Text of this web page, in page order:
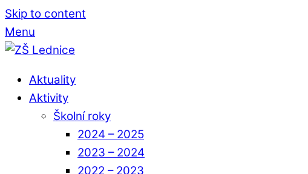
Skip to content
Menu
Aktuality
Aktivity
Školní roky
2024 – 2025
2023 – 2024
2022 – 2023